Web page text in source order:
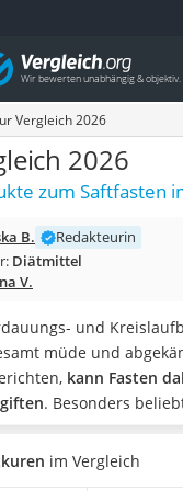
nach Kategorie
Vergleich 2026
2026
zum Saftfasten
B.
Redakteurin
Diätmittel
V.
und
müde und
kann Fasten
. Besonders
– in passender
Wählen Sie jetzt
im Vergleich